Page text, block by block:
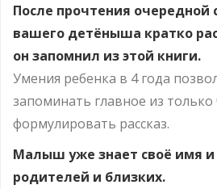
После прочтения очередной
вашего детёныша кратко
он запомнил из этой книги.
Умения ребенка в 4 года
запоминать главное из
формулировать рассказ.
Малыш уже знает своё имя и
родителей и близких.